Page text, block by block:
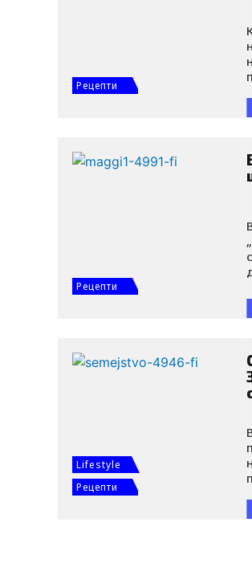
Рецепти
Рецепти
Lifestyle
Рецепти